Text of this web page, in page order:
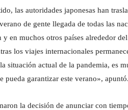
las autoridades japonesas han
de gente llegada de todas las
y en muchos otros países alrededor
los viajes internacionales
situación actual de la pandemia, es
pueda garantizar este verano», apuntó.
la decisión de anunciar con